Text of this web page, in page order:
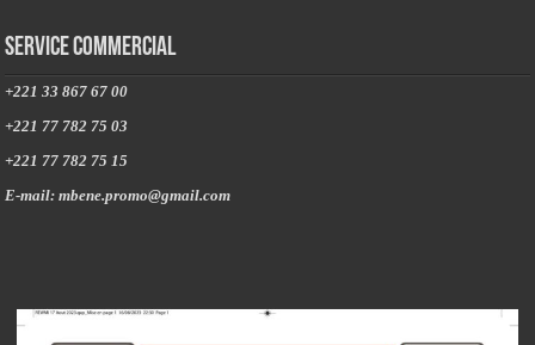
Service commercial
+221 33 867 67 00
+221 77 782 75 03
+221 77 782 75 15
E-mail: mbene.promo@gmail.com